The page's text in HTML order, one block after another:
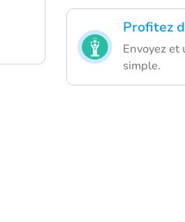
Profitez
Envoyez
simple.